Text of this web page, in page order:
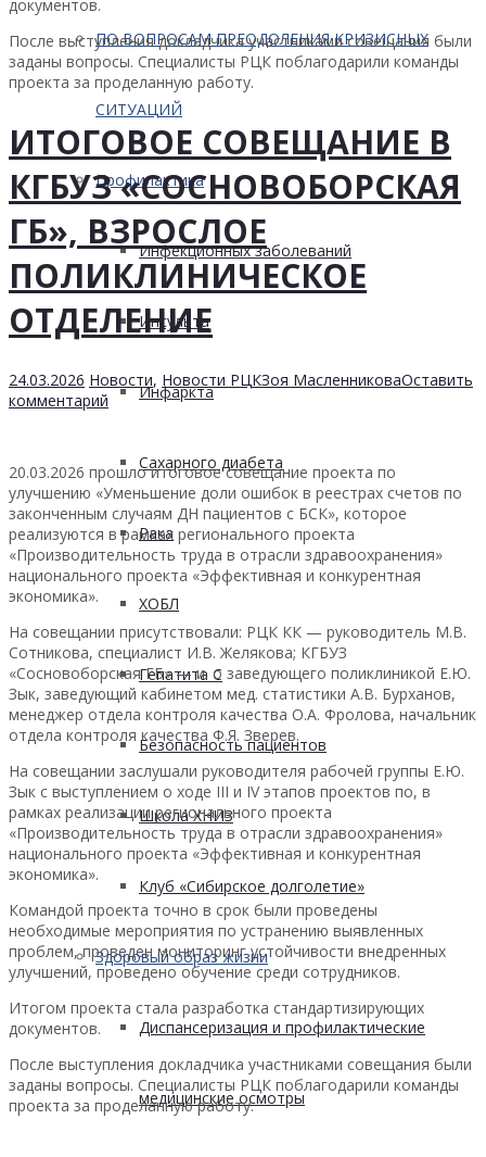
ПО ВОПРОСАМ ПРЕОДОЛЕНИЯ КРИЗИСНЫХ
СИТУАЦИЙ
Профилактика
Инфекционных заболеваний
Инсульта
Инфаркта
Сахарного диабета
Рака
ХОБЛ
Гепатита С
Безопасность пациентов
Школа ХНИЗ
Клуб «Сибирское долголетие»
Здоровый образ жизни
Диспансеризация и профилактические
медицинские осмотры
документов.
После выступления докладчика участниками совещания были
заданы вопросы. Специалисты РЦК поблагодарили команды
проекта за проделанную работу.
ИТОГОВОЕ СОВЕЩАНИЕ В
КГБУЗ «СОСНОВОБОРСКАЯ
ГБ», ВЗРОСЛОЕ
ПОЛИКЛИНИЧЕСКОЕ
ОТДЕЛЕНИЕ
24.03.2026 Новости, Новости РЦКЗоя МасленниковаОставить
комментарий
20.03.2026 прошло итоговое совещание проекта по
улучшению «Уменьшение доли ошибок в реестрах счетов по
законченным случаям ДН пациентов с БСК», которое
реализуются в рамках регионального проекта
«Производительность труда в отрасли здравоохранения»
национального проекта «Эффективная и конкурентная
экономика».
На совещании присутствовали: РЦК КК — руководитель М.В.
Сотникова, специалист И.В. Желякова; КГБУЗ
«Сосновоборская ГБ» — и. о заведующего поликлиникой Е.Ю.
Зык, заведующий кабинетом мед. статистики А.В. Бурханов,
менеджер отдела контроля качества О.А. Фролова, начальник
отдела контроля качества Ф.Я. Зверев.
На совещании заслушали руководителя рабочей группы Е.Ю.
Зык с выступлением о ходе III и IV этапов проектов по, в
рамках реализации регионального проекта
«Производительность труда в отрасли здравоохранения»
национального проекта «Эффективная и конкурентная
экономика».
Командой проекта точно в срок были проведены
необходимые мероприятия по устранению выявленных
проблем, проведен мониторинг устойчивости внедренных
улучшений, проведено обучение среди сотрудников.
Итогом проекта стала разработка стандартизирующих
документов.
После выступления докладчика участниками совещания были
заданы вопросы. Специалисты РЦК поблагодарили команды
проекта за проделанную работу.